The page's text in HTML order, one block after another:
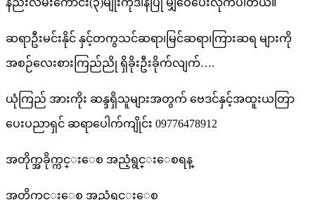
ဆရာဦးမင်းနိုင် နှင့်တကွသင်ဆရာ၊မြင်ဆရာ၊ကြားဆရ များကို
အစဉ်လေးစားကြည်ညို ရှိခိုးဦးခိုက်လျက်….
ယုံကြည် အားကိုး ဆန္ဒရှိသူများအတွက် ဗေဒင်နှင့်အထူးယတြာ
ပေးပညာရှင် ဆရာပေါက်ကျိုင်း 09776478912
အတိုက္အခိုက္ကင္းေစ အညံ့ရွင္းေစရန္
အတိုက္ကင္းေစ အညံ့ရွင္းေစ